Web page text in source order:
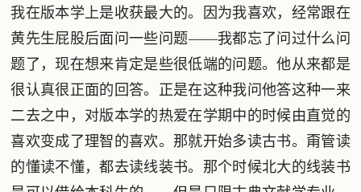
我在版本学上是收获最大的。因为我喜欢，经常跟在
黄先生屁股后面问一些问题——我都忘了问过什么问
题了，现在想来肯定是些很低端的问题。他从来都是
很认真很正面的回答。正是在这种我问他答这种一来
二去之中，对版本学的热爱在学期中的时候由直觉的
喜欢变成了理智的喜欢。那就开始多读古书。甭管读
的懂读不懂，都去读线装书。那个时候北大的线装书